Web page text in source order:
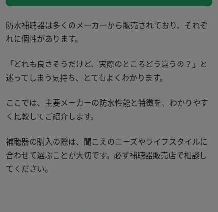
防水補聴器は多くのメーカーから販売されており、それぞ
れに個性があります。
「どれも良さそうだけど、実際のところどう違うの？」と
迷ってしまう気持ち、とてもよくわかります。
ここでは、主要メーカーの防水性能と特徴を、わかりやす
く比較してご紹介します。
補聴器の購入の際は、聞こえのニーズやライフスタイルに
合わせて選ぶことが大切です。必ず補聴器販売店で相談し
てください。